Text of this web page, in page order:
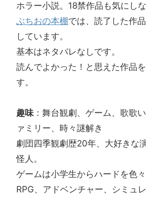
ホラー小説。18禁作品も気にしな
ぶちおの本棚では、読了した作
しています。
基本はネタバレなしです。
読んでよかった！と思えた作品
す。
趣味：舞台観劇、ゲーム、歌歌
ァミリー、時々謎解き
劇団四季観劇歴20年、大好きな
怪人。
ゲームは小学生からハードを色々
RPG、アドベンチャー、シミュ